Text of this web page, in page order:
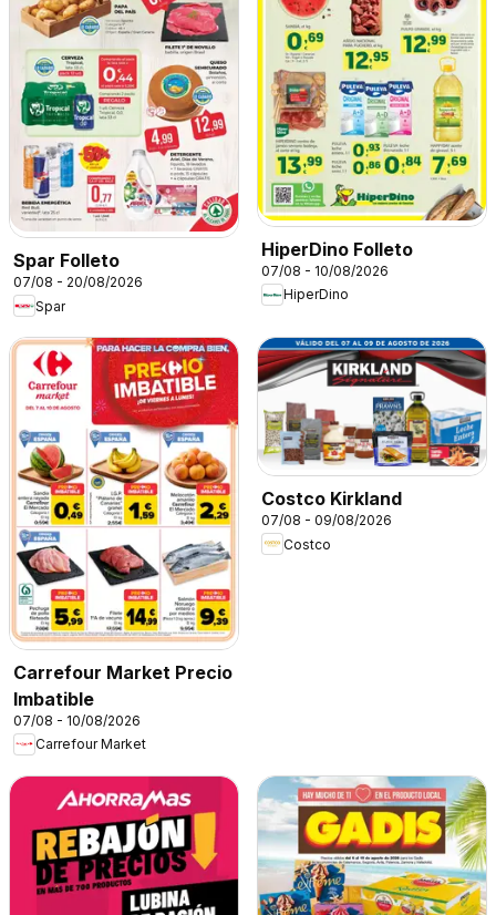
Spar Folleto
07/08 - 20/08/2026
Spar
HiperDino Folleto
07/08 - 10/08/2026
HiperDino
Carrefour Market Precio
Imbatible
07/08 - 10/08/2026
Carrefour Market
Costco Kirkland
07/08 - 09/08/2026
Costco